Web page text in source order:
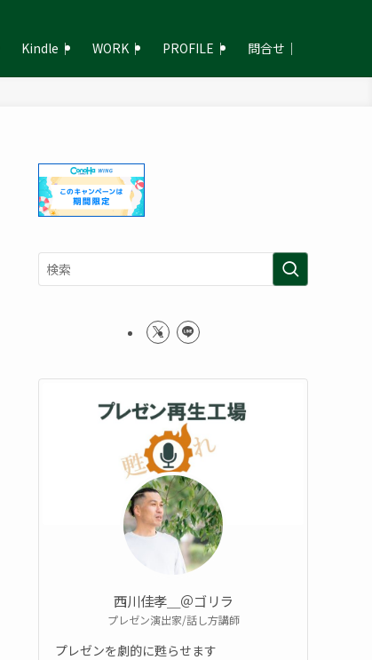
Kindle｜ WORK｜ PROFILE｜ 問合せ｜
西川佳孝＿＠ゴリラ
プレゼン演出家/話し方講師
プレゼンを劇的に甦らせます